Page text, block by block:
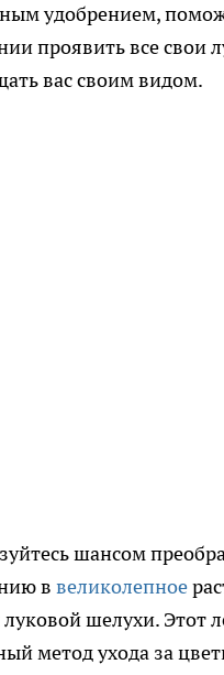
удобрением,
проявить все свои
вас своим видом.
шансом
в великолепное
шелухи. Этот
метод ухода за